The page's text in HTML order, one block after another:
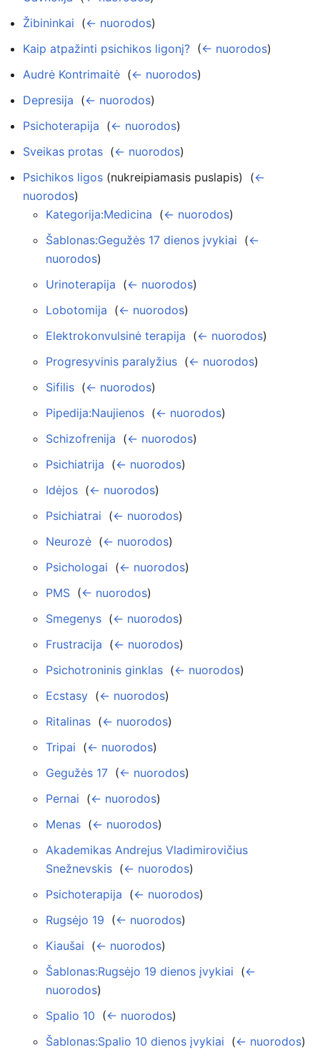
Žibininkai (← nuorodos)
Kaip atpažinti psichikos ligonį? (← nuorodos)
Audrė Kontrimaitė (← nuorodos)
Depresija (← nuorodos)
Psichoterapija (← nuorodos)
Sveikas protas (← nuorodos)
Psichikos ligos (nukreipiamasis puslapis) ‎ (←
nuorodos)
Kategorija:Medicina (← nuorodos)
Šablonas:Gegužės 17 dienos įvykiai (←
nuorodos)
Urinoterapija (← nuorodos)
Lobotomija (← nuorodos)
Elektrokonvulsinė terapija (← nuorodos)
Progresyvinis paralyžius (← nuorodos)
Sifilis (← nuorodos)
Pipedija:Naujienos (← nuorodos)
Schizofrenija (← nuorodos)
Psichiatrija (← nuorodos)
Idėjos (← nuorodos)
Psichiatrai (← nuorodos)
Neurozė (← nuorodos)
Psichologai (← nuorodos)
PMS (← nuorodos)
Smegenys (← nuorodos)
Frustracija (← nuorodos)
Psichotroninis ginklas (← nuorodos)
Ecstasy (← nuorodos)
Ritalinas (← nuorodos)
Tripai (← nuorodos)
Gegužės 17 (← nuorodos)
Pernai (← nuorodos)
Menas (← nuorodos)
Akademikas Andrejus Vladimirovičius
Snežnevskis (← nuorodos)
Psichoterapija (← nuorodos)
Rugsėjo 19 (← nuorodos)
Kiaušai (← nuorodos)
Šablonas:Rugsėjo 19 dienos įvykiai (←
nuorodos)
Spalio 10 (← nuorodos)
Šablonas:Spalio 10 dienos įvykiai (← nuorodos)